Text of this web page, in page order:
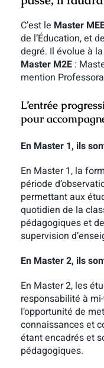
C’est le Master
de l’Éducation, et
degré. Il évolue à
Master M2E:
mention
L’entrée
pour
En Master 1, ils
En Master 1, la
période
permettant aux
quotidien de la
pédagogiques et
supervision
En Master 2, ils
En Master 2, les
responsabilité à
l’opportunité de
connaissances et
étant encadrés et
pédagogiques.